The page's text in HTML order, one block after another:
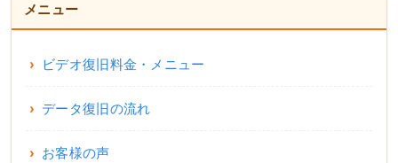
メニュー
ビデオ復旧料金・メニュー
データ復旧の流れ
お客様の声